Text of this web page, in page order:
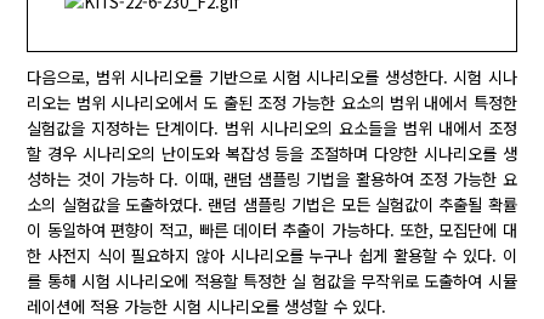
다음으로, 범위 시나리오를 기반으로 시험 시나리오를 생성한다. 시험 시나
리오는 범위 시나리오에서 도 출된 조정 가능한 요소의 범위 내에서 특정한
실험값을 지정하는 단계이다. 범위 시나리오의 요소들을 범위 내에서 조정
할 경우 시나리오의 난이도와 복잡성 등을 조절하며 다양한 시나리오를 생
성하는 것이 가능하 다. 이때, 랜덤 샘플링 기법을 활용하여 조정 가능한 요
소의 실험값을 도출하였다. 랜덤 샘플링 기법은 모든 실험값이 추출될 확률
이 동일하여 편향이 적고, 빠른 데이터 추출이 가능하다. 또한, 모집단에 대
한 사전지 식이 필요하지 않아 시나리오를 누구나 쉽게 활용할 수 있다. 이
를 통해 시험 시나리오에 적용할 특정한 실 험값을 무작위로 도출하여 시뮬
레이션에 적용 가능한 시험 시나리오를 생성할 수 있다.